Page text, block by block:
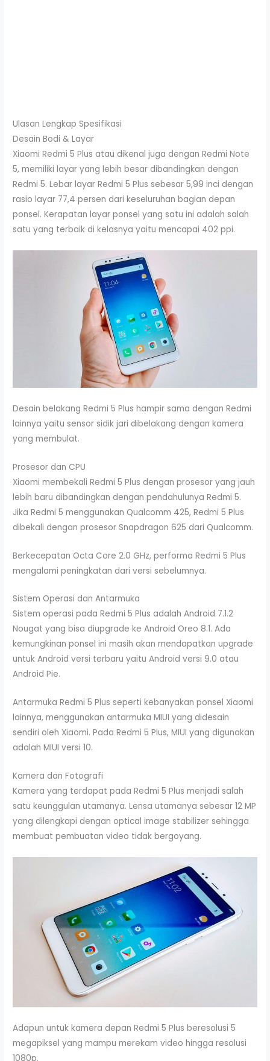
Ulasan Lengkap Spesifikasi
Desain Bodi & Layar
Xiaomi Redmi 5 Plus atau dikenal juga dengan Redmi Note
5, memiliki layar yang lebih besar dibandingkan dengan
Redmi 5. Lebar layar Redmi 5 Plus sebesar 5,99 inci dengan
rasio layar 77,4 persen dari keseluruhan bagian depan
ponsel. Kerapatan layar ponsel yang satu ini adalah salah
satu yang terbaik di kelasnya yaitu mencapai 402 ppi.
Desain belakang Redmi 5 Plus hampir sama dengan Redmi
lainnya yaitu sensor sidik jari dibelakang dengan kamera
yang membulat.
Prosesor dan CPU
Xiaomi membekali Redmi 5 Plus dengan prosesor yang jauh
lebih baru dibandingkan dengan pendahulunya Redmi 5.
Jika Redmi 5 menggunakan Qualcomm 425, Redmi 5 Plus
dibekali dengan prosesor Snapdragon 625 dari Qualcomm.
Berkecepatan Octa Core 2.0 GHz, performa Redmi 5 Plus
mengalami peningkatan dari versi sebelumnya.
Sistem Operasi dan Antarmuka
Sistem operasi pada Redmi 5 Plus adalah Android 7.1.2
Nougat yang bisa diupgrade ke Android Oreo 8.1. Ada
kemungkinan ponsel ini masih akan mendapatkan upgrade
untuk Android versi terbaru yaitu Android versi 9.0 atau
Android Pie.
Antarmuka Redmi 5 Plus seperti kebanyakan ponsel Xiaomi
lainnya, menggunakan antarmuka MIUI yang didesain
sendiri oleh Xiaomi. Pada Redmi 5 Plus, MIUI yang digunakan
adalah MIUI versi 10.
Kamera dan Fotografi
Kamera yang terdapat pada Redmi 5 Plus menjadi salah
satu keunggulan utamanya. Lensa utamanya sebesar 12 MP
yang dilengkapi dengan optical image stabilizer sehingga
membuat pembuatan video tidak bergoyang.
Adapun untuk kamera depan Redmi 5 Plus beresolusi 5
megapiksel yang mampu merekam video hingga resolusi
1080p.